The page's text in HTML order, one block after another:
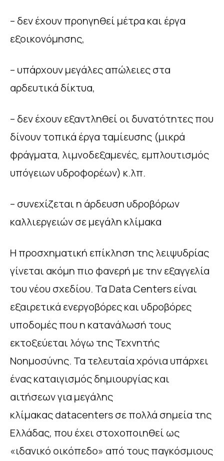
– δεν έχουν προηγηθεί μέτρα και έργα
εξοικονόμησης,
– υπάρχουν μεγάλες απώλειες στα
αρδευτικά δίκτυα,
– δεν έχουν εξαντληθεί οι δυνατότητες που
δίνουν τοπικά έργα ταμίευσης (μικρά
φράγματα, λιμνοδεξαμενές, εμπλουτισμός
υπόγειων υδροφορέων) κ.λπ.
– συνεχίζεται η άρδευση υδροβόρων
καλλιεργειών σε μεγάλη κλίμακα
Η προσχηματική επίκληση της λειψυδρίας
γίνεται ακόμη πιο φανερή με την εξαγγελία
του νέου σχεδίου. Τα Data Centers είναι
εξαιρετικά ενεργοβόρες και υδροβόρες
υποδομές που η κατανάλωσή τους
εκτοξεύεται λόγω της Τεχνητής
Νοημοσύνης. Τα τελευταία χρόνια υπάρχει
ένας καταιγισμός δημιουργίας και
αιτήσεων για μεγάλης
κλίμακας datacenters σε πολλά σημεία της
Ελλάδας, που έχει στοχοποιηθεί ως
«ιδανικό οικόπεδο» από τους παγκόσμιους